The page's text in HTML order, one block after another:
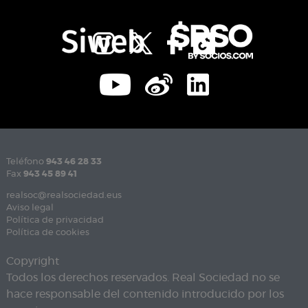
Teléfono 943 46 28 33
Fax 943 45 89 41
realsoc@realsociedad.eus
Aviso legal
Política de privacidad
Política de cookies
Copyright
Todos los derechos reservados. Real Sociedad no se
hace responsable del contenido introducido por los